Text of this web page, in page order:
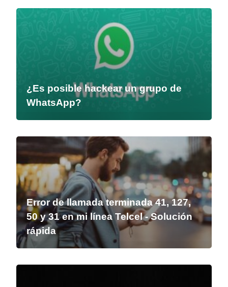
¿Es posible hackear un grupo de
WhatsApp?
Error de llamada terminada 41, 127,
50 y 31 en mi línea Telcel - Solución
rápida